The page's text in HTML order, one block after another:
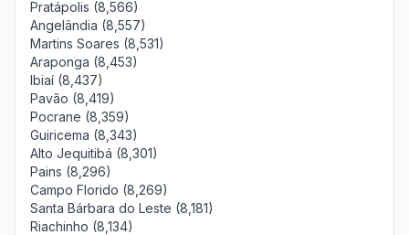
Pratápolis (8,566)
Angelândia (8,557)
Martins Soares (8,531)
Araponga (8,453)
Ibiaí (8,437)
Pavão (8,419)
Pocrane (8,359)
Guiricema (8,343)
Alto Jequitibá (8,301)
Pains (8,296)
Campo Florido (8,269)
Santa Bárbara do Leste (8,181)
Riachinho (8,134)